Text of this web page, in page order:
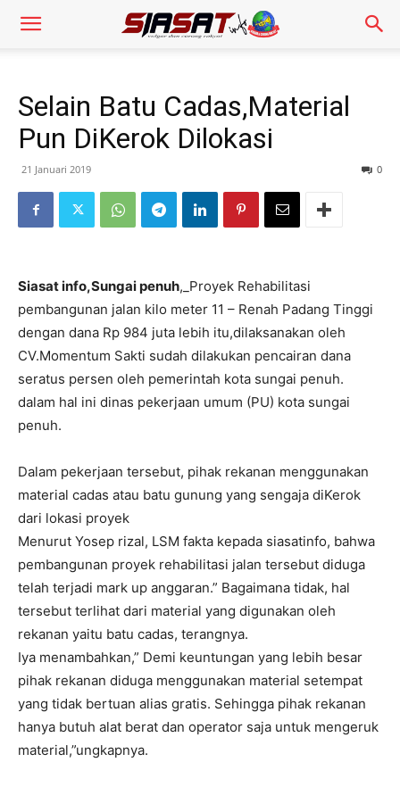
Selain Batu Cadas,Material
Pun DiKerok Dilokasi
21 Januari 2019 0
Siasat info,Sungai penuh,_Proyek Rehabilitasi
pembangunan jalan kilo meter 11 – Renah Padang Tinggi
dengan dana Rp 984 juta lebih itu,dilaksanakan oleh
CV.Momentum Sakti sudah dilakukan pencairan dana
seratus persen oleh pemerintah kota sungai penuh.
dalam hal ini dinas pekerjaan umum (PU) kota sungai
penuh.
Dalam pekerjaan tersebut, pihak rekanan menggunakan
material cadas atau batu gunung yang sengaja diKerok
dari lokasi proyek
Menurut Yosep rizal, LSM fakta kepada siasatinfo, bahwa
pembangunan proyek rehabilitasi jalan tersebut diduga
telah terjadi mark up anggaran.” Bagaimana tidak, hal
tersebut terlihat dari material yang digunakan oleh
rekanan yaitu batu cadas, terangnya.
Iya menambahkan,” Demi keuntungan yang lebih besar
pihak rekanan diduga menggunakan material setempat
yang tidak bertuan alias gratis. Sehingga pihak rekanan
hanya butuh alat berat dan operator saja untuk mengeruk
material,”ungkapnya.